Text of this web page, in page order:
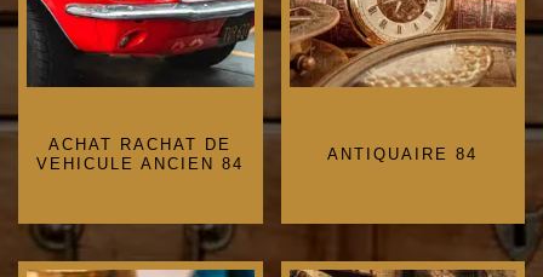
ACHAT RACHAT DE
VEHICULE ANCIEN 84
ANTIQUAIRE 84